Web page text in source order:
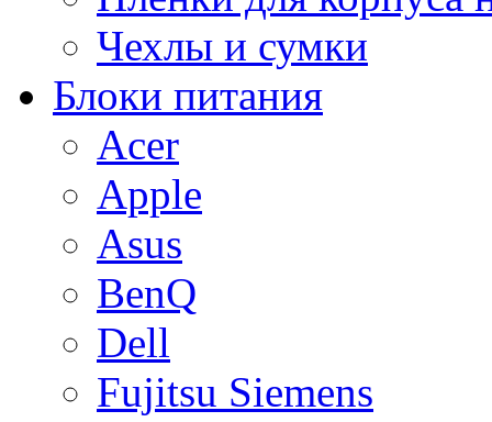
Чехлы и сумки
Блоки питания
Acer
Apple
Asus
BenQ
Dell
Fujitsu Siemens